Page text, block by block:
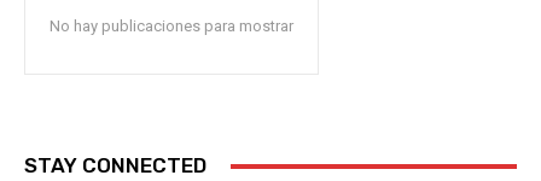
No hay publicaciones para mostrar
STAY CONNECTED